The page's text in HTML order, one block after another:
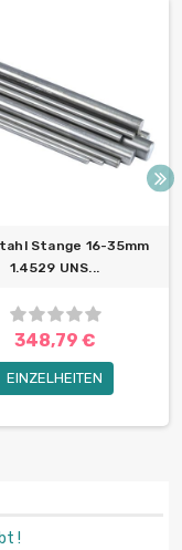
Stange 16-35mm
1.4529 UNS...
348,79 €
EINZELHEITEN
!